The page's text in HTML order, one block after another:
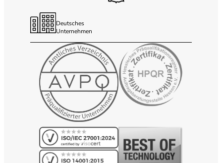
Deutsches
Unternehmen